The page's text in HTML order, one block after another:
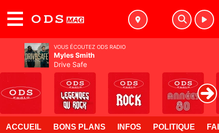
ACCUEIL BONS PLANS INFOS POLITIQUE
VOUS ÉCOUTEZ ODS RADIO
Myles Smith
Drive Safe